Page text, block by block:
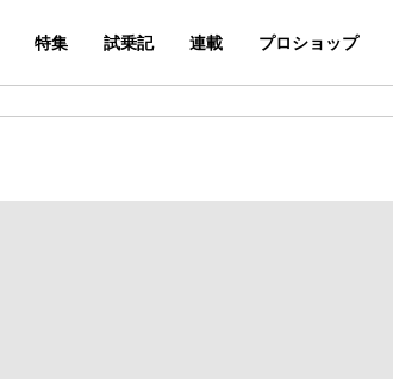
特集 試乗記 連載 プロショップ